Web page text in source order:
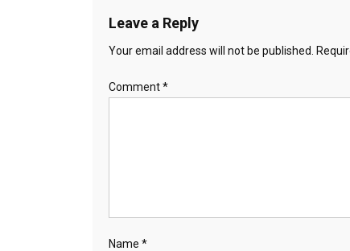
Leave a Reply
Your email address will not be published.
Comment*
Name *